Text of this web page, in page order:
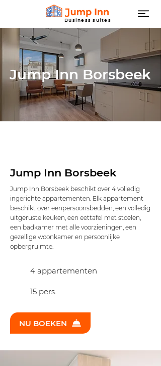
Business suites
Jump Inn Borsbeek
Jump Inn Borsbeek
Jump Inn Borsbeek beschikt over 4 volledig
ingerichte appartementen. Elk appartement
beschikt over eenpersoonsbedden, een volledig
uitgeruste keuken, een eettafel met stoelen,
een badkamer met alle voorzieningen, een
gezellige woonkamer en persoonlijke
opbergruimte.
4 appartementen
15 pers.
NU BOEKEN